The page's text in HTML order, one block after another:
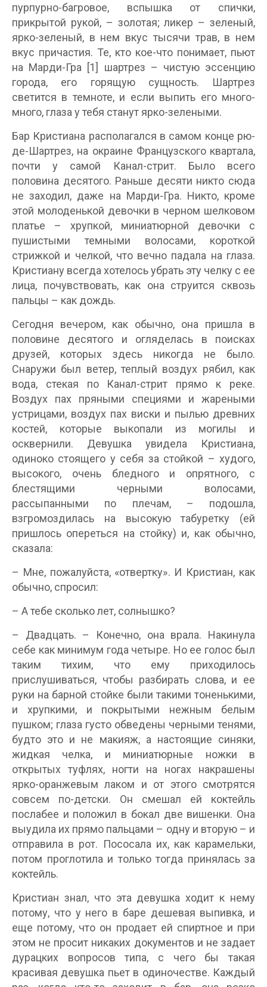
пурпурно-багровое, вспышка от спички,
прикрытой рукой, – золотая; ликер – зеленый,
ярко-зеленый, в нем вкус тысячи трав, в нем
вкус причастия. Те, кто кое-что понимает, пьют
на Марди-Гра [1] шартрез – чистую эссенцию
города, его горящую сущность. Шартрез
светится в темноте, и если выпить его много-
много, глаза у тебя станут ярко-зелеными.
Бар Кристиана располагался в самом конце рю-
де-Шартрез, на окраине Французского квартала,
почти у самой Канал-стрит. Было всего
половина десятого. Раньше десяти никто сюда
не заходил, даже на Марди-Гра. Никто, кроме
этой молоденькой девочки в черном шелковом
платье – хрупкой, миниатюрной девочки с
пушистыми темными волосами, короткой
стрижкой и челкой, что вечно падала на глаза.
Кристиану всегда хотелось убрать эту челку с ее
лица, почувствовать, как она струится сквозь
пальцы – как дождь.
Сегодня вечером, как обычно, она пришла в
половине десятого и огляделась в поисках
друзей, которых здесь никогда не было.
Снаружи был ветер, теплый воздух рябил, как
вода, стекая по Канал-стрит прямо к реке.
Воздух пах пряными специями и жареными
устрицами, воздух пах виски и пылью древних
костей, которые выкопали из могилы и
осквернили. Девушка увидела Кристиана,
одиноко стоящего у себя за стойкой – худого,
высокого, очень бледного и опрятного, с
блестящими черными волосами,
рассыпанными по плечам, – подошла,
взгромоздилась на высокую табуретку (ей
пришлось опереться на стойку) и, как обычно,
сказала:
– Мне, пожалуйста, «отвертку». И Кристиан, как
обычно, спросил:
– А тебе сколько лет, солнышко?
– Двадцать. – Конечно, она врала. Накинула
себе как минимум года четыре. Но ее голос был
таким тихим, что ему приходилось
прислушиваться, чтобы разбирать слова, и ее
руки на барной стойке были такими тоненькими,
и хрупкими, и покрытыми нежным белым
пушком; глаза густо обведены черными тенями,
будто это и не макияж, а настоящие синяки,
жидкая челка, и миниатюрные ножки в
открытых туфлях, ногти на ногах накрашены
ярко-оранжевым лаком и от этого смотрятся
совсем по-детски. Он смешал ей коктейль
послабее и положил в бокал две вишенки. Она
выудила их прямо пальцами – одну и вторую – и
отправила в рот. Пососала их, как карамельки,
потом проглотила и только тогда принялась за
коктейль.
Кристиан знал, что эта девушка ходит к нему
потому, что у него в баре дешевая выпивка, и
еще потому, что он продает ей спиртное и при
этом не просит никаких документов и не задает
дурацких вопросов типа, с чего бы такая
красивая девушка пьет в одиночестве. Каждый